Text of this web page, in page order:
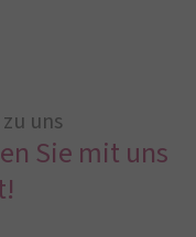
uns
Sie mit uns